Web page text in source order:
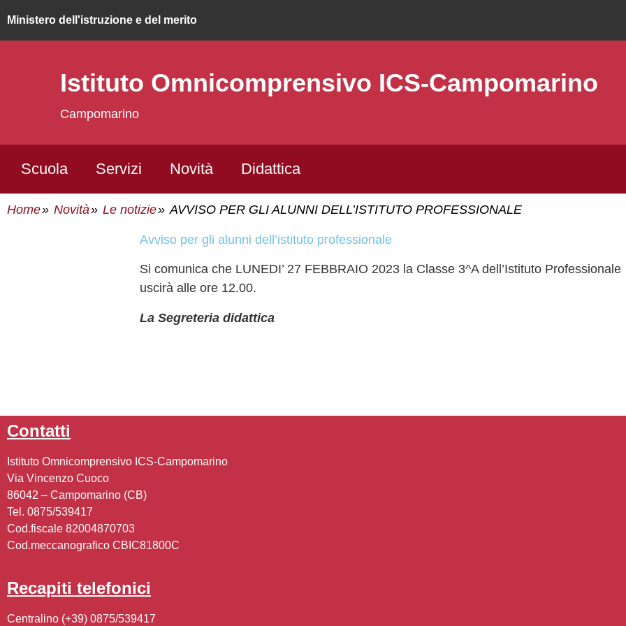
ministero dell'istruzione e del merito
Istituto Omnicomprensivo ICS-Campomarino
Campomarino
Scuola Servizi Novità Didattica
Home Novità Le notizie AVVISO PER GLI ALUNNI DELL’ISTITUTO PROFESSIONALE
avviso per gli alunni dell’istituto professionale
Si comunica che LUNEDI’ 27 FEBBRAIO 2023 la Classe 3^A dell’Istituto Professionale
uscirà alle ore 12.00.
La Segreteria didattica
contatti
Istituto Omnicomprensivo ICS-Campomarino
Via Vincenzo Cuoco
86042 – Campomarino (CB)
Tel. 0875/539417
Cod.fiscale 82004870703
Cod.meccanografico CBIC81800C
recapiti telefonici
Centralino (+39) 0875/539417